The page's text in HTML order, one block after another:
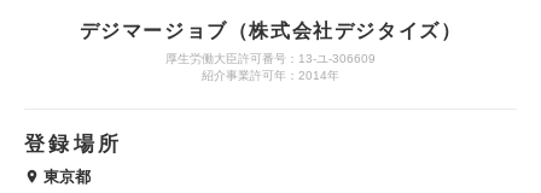
デジマージョブ（株式会社デジタイズ）
厚生労働大臣許可番号：13-ユ-306609
紹介事業許可年：2014年
登録場所
東京都